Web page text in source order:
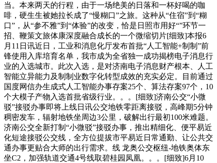
当。本来两天的行程，由于一场绝美的日落和一杯好喝的咖
啡，硬生生被她拉长成了“慢糊口”之旅。这种从“住宿”到“糊
口”，从“参不雅”到“体验”的改变，恰是日照市用好“”环节一
招、鞭策文旅体康深度融合成长的一个微缩切片[细致]本报6
月11日讯近日，工业和消息化厅发布首批“人工智能+制制”前
锋使用入库培育名单，我市成为全省独一成功揭榜电子消息行
业的入选城市。此次入选，是对济南电子消息财产根本、人工
智能立异能力及制制业数字化转型成效的充实必定。目前通过
国度网信办生成式人工智能办事存案25个、算法存案97个，10
个大模子产物入选首批省级行业。。。[细致]济南公交“小微
驳”接驳办事即将上线日讯公交地铁零距离接驳，高峰期5分钟
稠密发车，辐射地铁坐周边3公里，破解出行最初100米难题。
济南公交全新打制“小微驳”接驳办事，推出精细化、便平易近
化短途接驳公交线，全方位提拔市平易近日常通勤、让公共交
通办事更贴合大师的出行需求。线 龙奥公交枢纽-地铁奥体东
坐C2，加强轨道交通4号线取碧桂园凤凰。。。[细致]6月10